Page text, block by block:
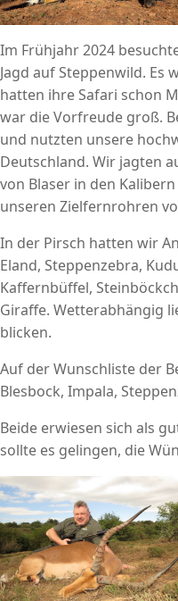
Im Frühjahr 2024
Jagd auf Steppenwild. Es
hatten ihre Safari schon
war die Vorfreude groß.
und nutzten unsere
Deutschland. Wir jagten
von Blaser in den
unseren Zielfernrohren
In der Pirsch hatten wir
Eland, Steppenzebra,
Kaffernbüffel,
Giraffe. Wetterabhängig
blicken.
Auf der Wunschliste der
Blesbock, Impala,
Beide erwiesen sich als
sollte es gelingen, die